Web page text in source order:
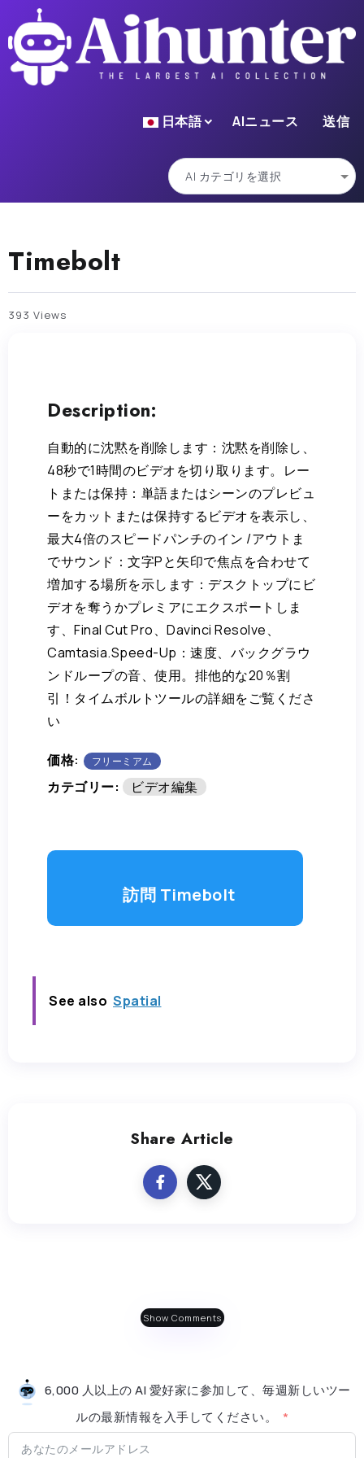
日本語 AIニュース 送信
Timebolt
393 Views
Description:
自動的に沈黙を削除します：沈黙を削除し、
48秒で1時間のビデオを切り取ります。レー
トまたは保持：単語またはシーンのプレビュ
ーをカットまたは保持するビデオを表示し、
最大4倍のスピードパンチのイン /アウトま
でサウンド：文字Pと矢印で焦点を合わせて
増加する場所を示します：デスクトップにビ
デオを奪うかプレミアにエクスポートしま
す、Final Cut Pro、Davinci Resolve、
Camtasia.Speed-Up：速度、バックグラウ
ンドループの音、使用。排他的な20％割
引！タイムボルトツールの詳細をご覧くださ
い
価格: フリーミアム
カテゴリー: ビデオ編集
訪問 Timebolt
See also Spatial
Share Article
Show Comments
6,000 人以上の AI 愛好家に参加して、毎週新しいツー
ルの最新情​​報を入手してください。